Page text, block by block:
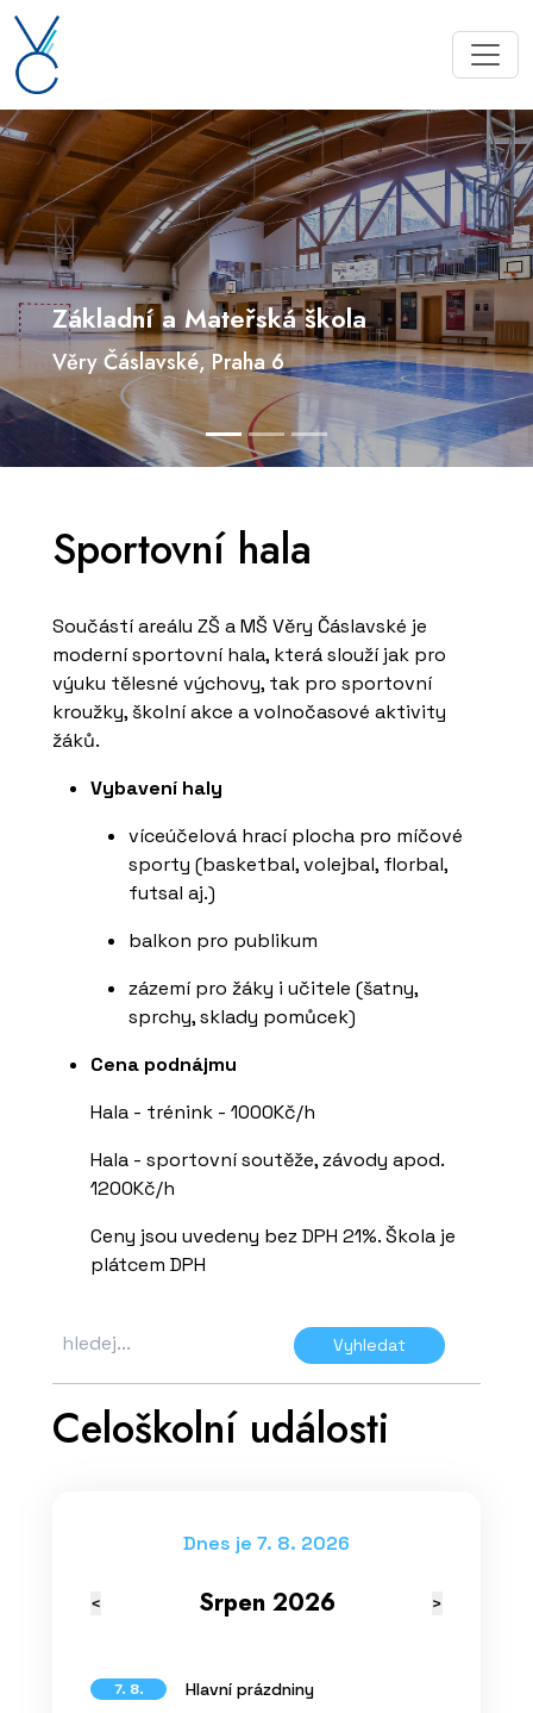
Základní a Mateřská škola
Věry Čáslavské, Praha 6
Sportovní hala
Součástí areálu ZŠ a MŠ Věry Čáslavské je
moderní sportovní hala, která slouží jak pro
výuku tělesné výchovy, tak pro sportovní
kroužky, školní akce a volnočasové aktivity
žáků.
Vybavení haly
víceúčelová hrací plocha pro míčové
sporty (basketbal, volejbal, florbal,
futsal aj.)
balkon pro publikum
zázemí pro žáky i učitele (šatny,
sprchy, sklady pomůcek)
Cena podnájmu
Hala - trénink - 1000Kč/h
Hala - sportovní soutěže, závody apod.
1200Kč/h
Ceny jsou uvedeny bez DPH 21%. Škola je
plátcem DPH
Vyhledat
Celoškolní události
Dnes je 7. 8. 2026
< Srpen 2026 >
7. 8. Hlavní prázdniny